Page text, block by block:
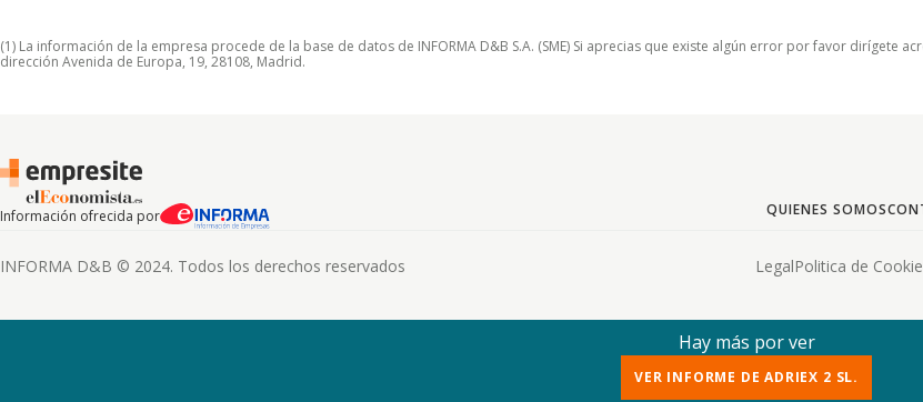
(1) La información de la empresa procede de la base de datos de INFORMA D&B S.A. (SME) Si aprecias que existe algún error por favor dirígete
dirección Avenida de Europa, 19, 28108, Madrid.
Información ofrecida por QUIENES SOMOS
INFORMA D&B © 2024. Todos los derechos reservados LegalPolitica de
Hay más por ver
VER INFORME DE ADRIEX 2 SL.